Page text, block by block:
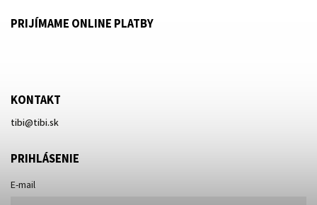
PRIJÍMAME ONLINE PLATBY
KONTAKT
tibi@tibi.sk
PRIHLÁSENIE
E-mail